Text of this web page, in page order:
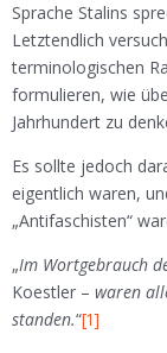
Sprache Stalins
Letztendlich
terminologischen
formulieren, wie
Jahrhundert zu
Es sollte jedoch
eigentlich waren,
„Antifaschisten“
„Im Wortgebrauch
Koestler – waren
standen.“[1]